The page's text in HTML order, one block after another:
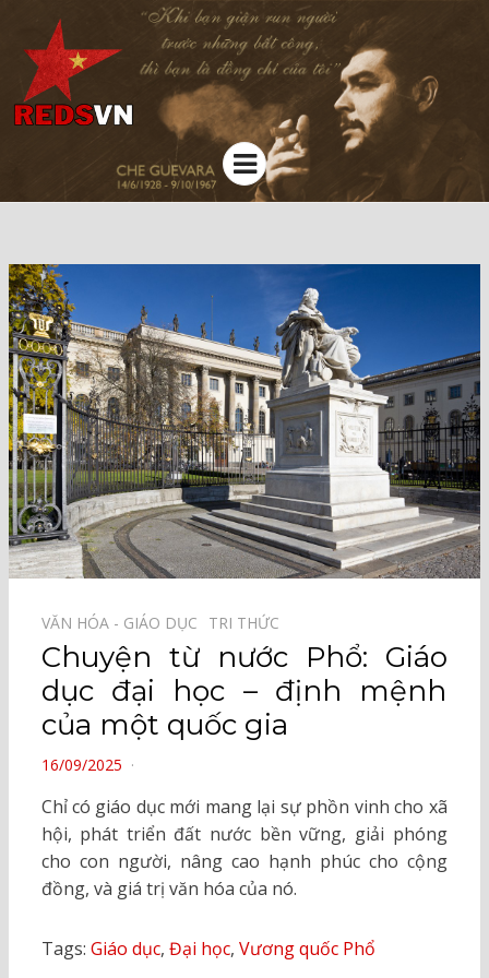
Kênh chia sẻ tri thức cộng đồng
Menu
VĂN HÓA - GIÁO DỤC⠀ TRI THỨC⠀
Chuyện từ nước Phổ: Giáo
dục đại học – định mệnh
của một quốc gia
POSTED
16/09/2025
Chỉ có giáo dục mới mang lại sự phồn vinh cho xã
hội, phát triển đất nước bền vững, giải phóng
cho con người, nâng cao hạnh phúc cho cộng
đồng, và giá trị văn hóa của nó.
Tags: Giáo dục, Đại học, Vương quốc Phổ